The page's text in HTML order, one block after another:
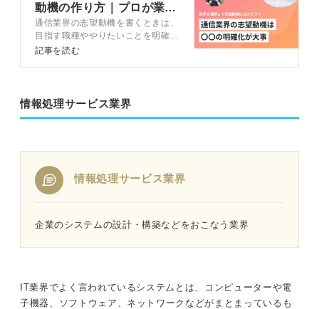
動機の作り方｜プロが業界
のトレンドも解説
通信業界の志望動機を書くときは、
目指す職種ややりたいことを明確に
すると具体的になります。この記事
業界の志望動機に悩む人は、ぜひ参
考にしてください。
記事を読む
情報処理サービス業界
情報処理サービス業界
企業のシステムの設計・構築などをおこなう業界
IT業界でよく言われているシステムとは、コンピューターや電
子機器、ソフトウェア、ネットワークなどがまとまっているも